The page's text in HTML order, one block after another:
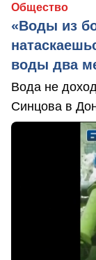
Общество
«Воды из
воды два
Вода не
Синцова в